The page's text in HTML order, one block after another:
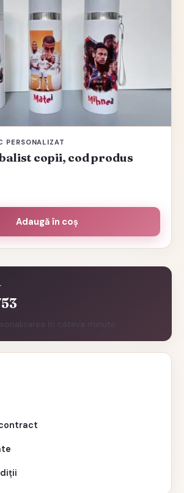
în câteva minute.
PERSONALIZAT
copii, cod produs
Adaugă în coș